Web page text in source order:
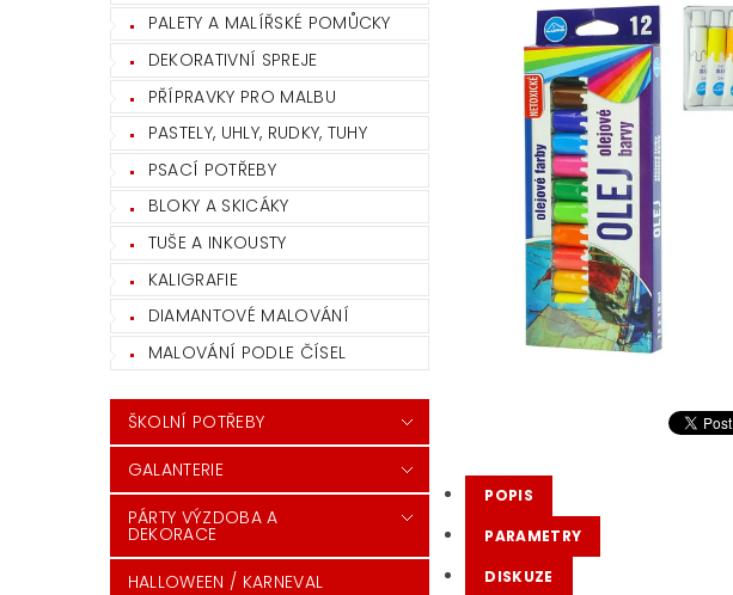
PALETY A MALÍŘSKÉ POMŮCKY
DEKORATIVNÍ SPREJE
PŘÍPRAVKY PRO MALBU
PASTELY, UHLY, RUDKY, TUHY
PSACÍ POTŘEBY
BLOKY A SKICÁKY
TUŠE A INKOUSTY
KALIGRAFIE
DIAMANTOVÉ MALOVÁNÍ
MALOVÁNÍ PODLE ČÍSEL
ŠKOLNÍ POTŘEBY
GALANTERIE
PÁRTY VÝZDOBA A
DEKORACE
HALLOWEEN / KARNEVAL
POPIS
PARAMETRY
DISKUZE